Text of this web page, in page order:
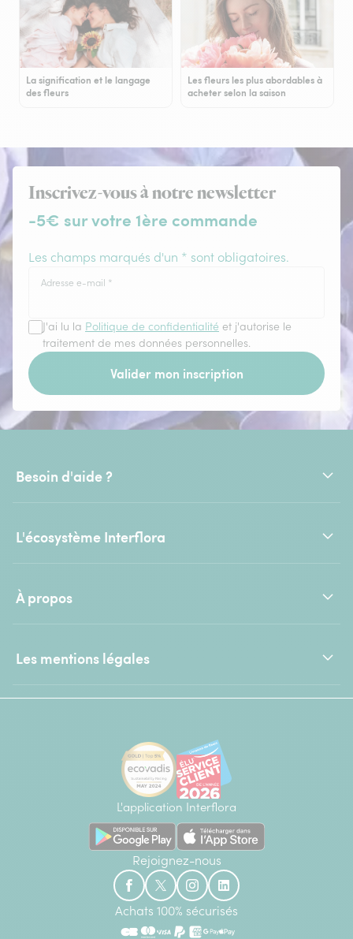
La signification et le langage
des fleurs
Les fleurs les plus abordables à
acheter selon la saison
Inscrivez-vous à notre newsletter
-5€ sur votre 1ère commande
Les champs marqués d'un * sont obligatoires.
Adresse e-mail *
J'ai lu la Politique de confidentialité et j'autorise le
traitement de mes données personnelles.
Valider mon inscription
Besoin d'aide ?
L'écosystème Interflora
À propos
Les mentions légales
L'application Interflora
Rejoignez-nous
Achats 100% sécurisés